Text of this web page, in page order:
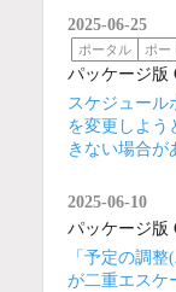
2025-06-25
ポータル ポー
パッケージ版
スケジュール
を変更しよう
きない場合が
2025-06-10
パッケージ版
「予定の調
が二重エスケ